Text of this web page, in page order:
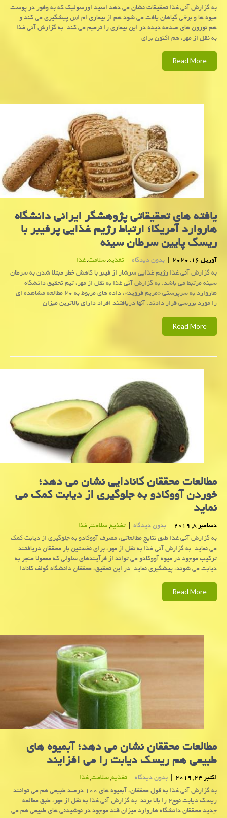
به گزارش آنی غذا تحقیقات نشان می دهد اسید اورسولیك كه به وفور در پوست
میوه ها و برخی گیاهان یافت می شود هم از بیماری ام اس پیشگیری می كند و
هم نورون های صدمه دیده در این بیماری را ترمیم می كند. به گزارش آنی غذا
به نقل از مهر، هم اكنون برای
Read More
یافته های تحقیقاتی پژوهشگر ایرانی دانشگاه
هاروارد آمریكا؛ ارتباط رژیم غذایی پرفیبر با
ریسك پایین سرطان سینه
آوریل 16, 2020 | بدون دیدگاه | تغذیه,سلامت,غذا
به گزارش آنی غذا رژیم غذایی سرشار از فیبر با كاهش خطر مبتلا شدن به سرطان
سینه مرتبط می باشد. به گزارش آنی غذا به نقل از مهر، تیم تحقیق دانشگاه
هاروارد به سرپرستی «مریم فروید»، داده های مربوط به ۲۰ مطالعه مشاهده ای
را مورد بررسی قرار دادند. آنها دریافتند افراد دارای بالاترین میزان
Read More
مطالعات محققان كانادایی نشان می دهد؛
خوردن آووكادو به جلوگیری از دیابت كمك می
نماید
دسامبر 8, 2019 | بدون دیدگاه | تغذیه,سلامت,غذا
به گزارش آنی غذا طبق نتایج مطالعاتی، مصرف آووكادو به جلوگیری از دیابت كمك
می نماید. به گزارش آنی غذا به نقل از مهر، برای نخستین بار محققان دریافتند
تركیب موجود در میوه آووكادو می تواند از فرآیندهای سلولی كه معمولا منجر به
دیابت می شوند، پیشگیری نماید. در این تحقیق، محققان دانشگاه گولف كانادا
Read More
مطالعات محققان نشان می دهد؛ آبمیوه های
طبیعی هم ریسك دیابت را می افزایند
اکتبر 24, 2019 | بدون دیدگاه | تغذیه,سلامت,غذا
به گزارش آنی غذا به قول محققان، آبمیوه های ۱۰۰ درصد طبیعی هم می توانند
ریسك دیابت نوع۲ را بالا برند. به گزارش آنی غذا به نقل از مهر، طبق مطالعه
جدید محققان دانشگاه هاروارد میزان قند موجود در نوشیدنی های طبیعی هم می